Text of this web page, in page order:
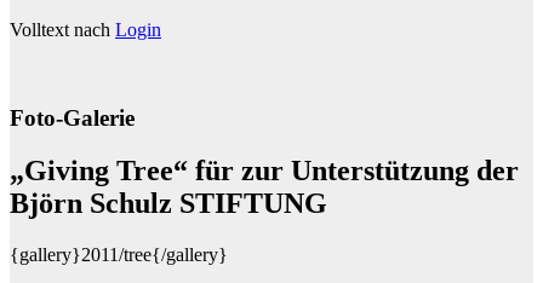
Volltext nach Login
Foto-Galerie
„Giving Tree“ für zur Unterstützung der
Björn Schulz STIFTUNG
{gallery}2011/tree{/gallery}